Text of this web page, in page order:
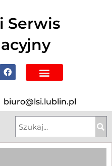
Serwis
biuro@lsi.lublin.pl